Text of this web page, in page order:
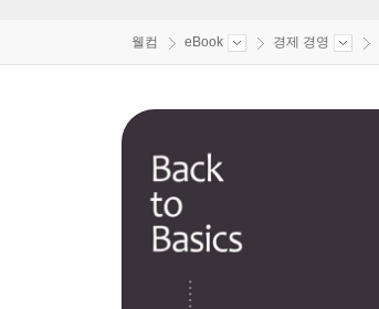
웰컴 eBook 경제 경영